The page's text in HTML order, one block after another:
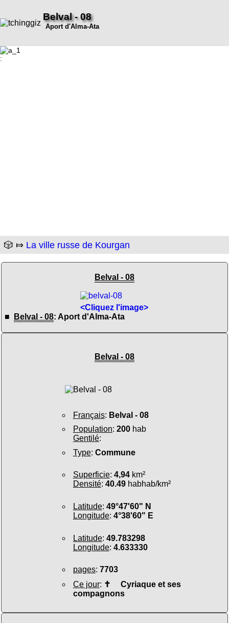
Belval - 08
Aport d'Alma-Ata
:
🎲 ⤇ La ville russe de Kourgan
Belval - 08
<Cliquez l'image>
■
Belval - 08: Aport d'Alma-Ata
Belval - 08
Français: Belval - 08
Population: 200hab
Gentilé:
Type: Commune
Superficie: 4,94km²
Densité: 40.49habhab/km²
Latitude: 49°47'60" N
Longitude: 4°38'60" E
Latitude: 49.783298
Longitude: 4.633330
pages: 7703
Ce jour: ✝ Cyriaque et ses
compagnons